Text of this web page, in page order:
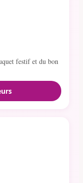
festif et du bon